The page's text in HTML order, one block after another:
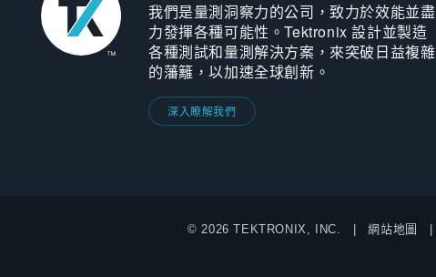
我們是量測洞察力的公司，致力於效能並盡
力發揮各種可能性。Tektronix 設計並製造
各種測試和量測解決方案，來突破日益複雜
的藩籬，以加速全球創新。
深入瞭解我們
© 2026 TEKTRONIX, INC. 網站地圖